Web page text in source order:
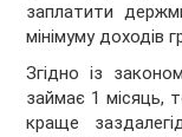
заплатити
мінімуму доходів
Згідно із
займає 1 місяць,
краще